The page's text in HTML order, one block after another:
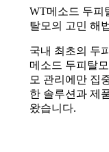
WT메소드 두피
탈모의 고민 해
국내 최초의 두
메소드 두피탈
모 관리에만 집
한 솔루션과 제
왔습니다.